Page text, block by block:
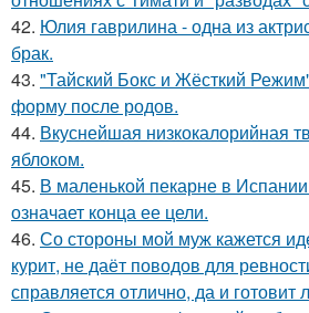
42. Юлия гаврилина - одна из
брак.
43. "Тайский Бокс и Жёсткий
форму после родов.
44. Вкуснейшая низкокалорийная
яблоком.
45. В маленькой пекарне в
означает конца ее цели.
46. Со стороны мой муж кажется
курит, не даёт поводов для
справляется отлично, да и готовит